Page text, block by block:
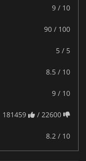
9 / 10
90 / 100
5 / 5
8.5 / 10
9 / 10
181459 / 22600
8.2 / 10